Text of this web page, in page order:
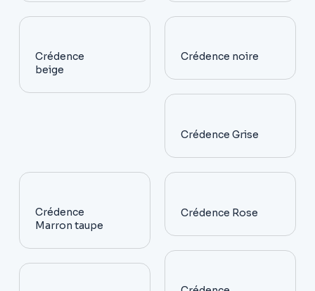
Crédence
beige
Crédence noire
Crédence Grise
Crédence
Marron taupe
Crédence Rose